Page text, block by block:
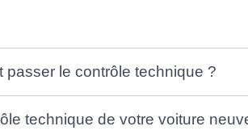
passer le contrôle technique ?
technique de votre voiture